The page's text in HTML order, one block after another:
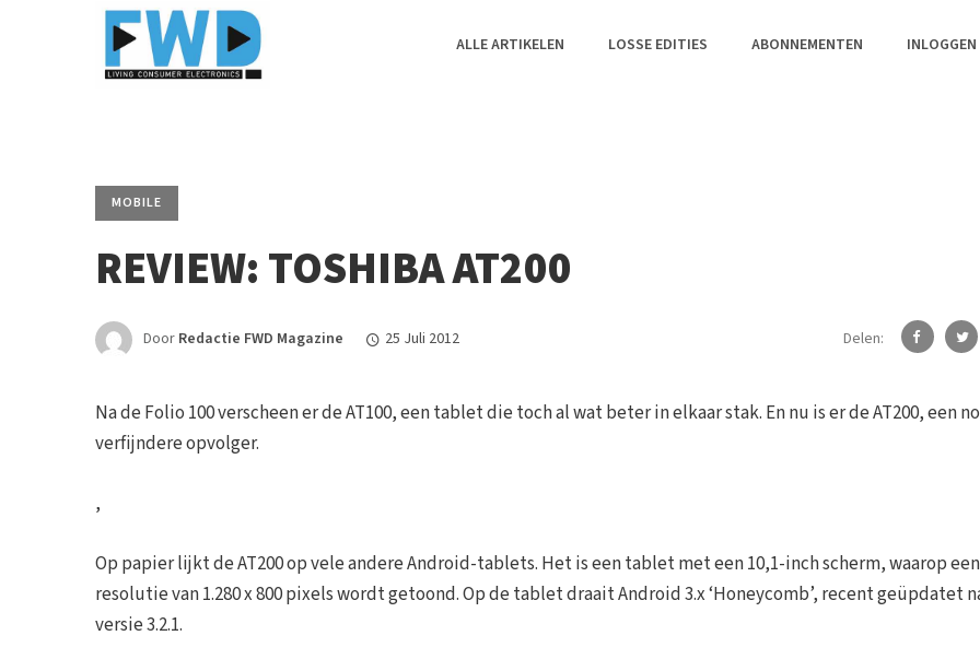
ALLE ARTIKELEN LOSSE EDITIES ABONNEMENTEN INLOGGEN
MOBILE
REVIEW: TOSHIBA AT200
Door Redactie FWD Magazine 25 Juli 2012 Delen:
Na de Folio 100 verscheen er de AT100, een tablet die toch al wat beter in elkaar stak. En nu is er de AT200, een
verfijndere opvolger.
,
Op papier lijkt de AT200 op vele andere Android-tablets. Het is een tablet met een 10,1-inch scherm, waarop een
resolutie van 1.280 x 800 pixels wordt getoond. Op de tablet draait Android 3.x ‘Honeycomb’, recent geüpdatet
versie 3.2.1.